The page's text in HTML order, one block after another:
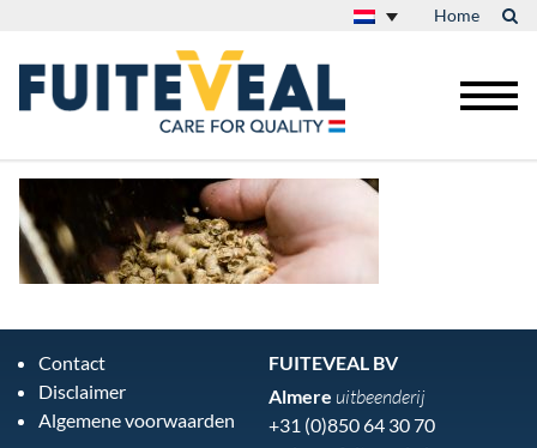
Home
Contact
Disclaimer
Algemene voorwaarden
FUITEVEAL BV
Almere uitbeenderij
+31 (0)850 64 30 70